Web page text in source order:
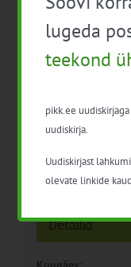
mõjud, elurikkus
Detailid
lugeda
teekond
pikk.ee
uudiskirja.
Uudiskirjast
olevate linkide